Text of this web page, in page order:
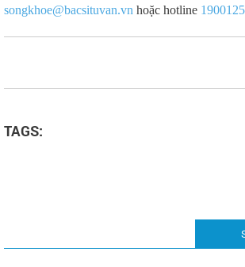
songkhoe@bacsituvan.vn hoặc hotline
TAGS: